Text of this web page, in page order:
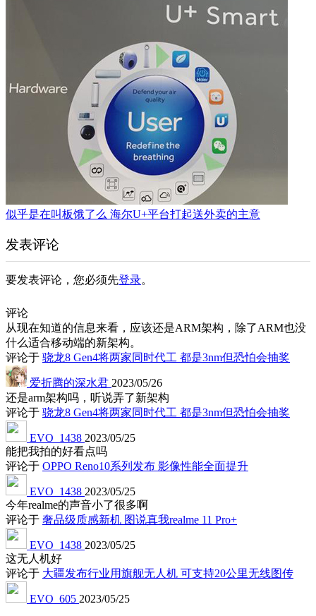
似乎是在叫板饿了么 海尔U+平台打起送外卖的主意
发表评论
要发表评论，您必须先登录。
评论
从现在知道的信息来看，应该还是ARM架构，除了ARM也没
什么适合移动端的新架构。
评论于 骁龙8 Gen4将两家同时代工 都是3nm但恐怕会抽奖
爱折腾的深水君 2023/05/26
还是arm架构吗，听说弄了新架构
评论于 骁龙8 Gen4将两家同时代工 都是3nm但恐怕会抽奖
EVO_1438 2023/05/25
能把我拍的好看点吗
评论于 OPPO Reno10系列发布 影像性能全面提升
EVO_1438 2023/05/25
今年realme的声音小了很多啊
评论于 奢品级质感新机 图说真我realme 11 Pro+
EVO_1438 2023/05/25
这无人机好
评论于 大疆发布行业用旗舰无人机 可支持20公里无线图传
EVO_605 2023/05/25